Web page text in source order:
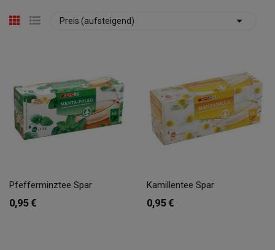
Preis (aufsteigend) 
Pfefferminztee Spar
0,95 €
Kamillentee Spar
0,95 €